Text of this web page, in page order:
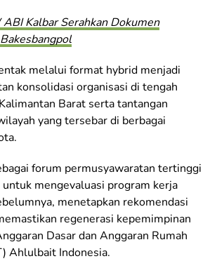
Kalbar Serahkan Dokumen
melalui format hybrid menjadi
konsolidasi organisasi di tengah
Barat serta tantangan
yang tersebar di berbagai
forum permusyawaratan tertinggi
mengevaluasi program kerja
menetapkan rekomendasi
regenerasi kepemimpinan
Dasar dan Anggaran Rumah
Ahlulbait Indonesia.